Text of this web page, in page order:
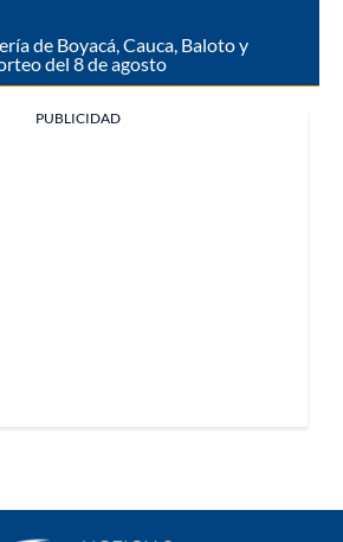
de Boyacá, Cauca, Baloto y
del 8 de agosto
PUBLICIDAD